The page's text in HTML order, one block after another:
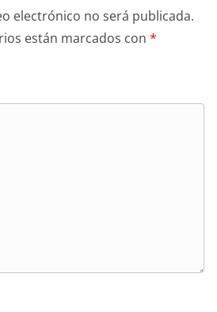
electrónico no será publicada.
están marcados con *